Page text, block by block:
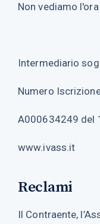
Non vediamo
Intermediario
Numero
A000634249 del
www.ivass.it
Reclami
Il Contraente,